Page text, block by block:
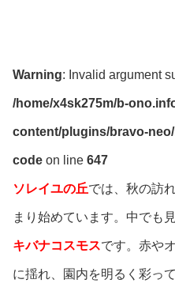
Warning: Invalid argument
/home/x4sk275m/b-
content/plugins/bravo-
code on line 647
ソレイユの丘では、秋の訪
まり始めています。中でも
キバナコスモスです。赤や
に揺れ、園内を明るく彩って